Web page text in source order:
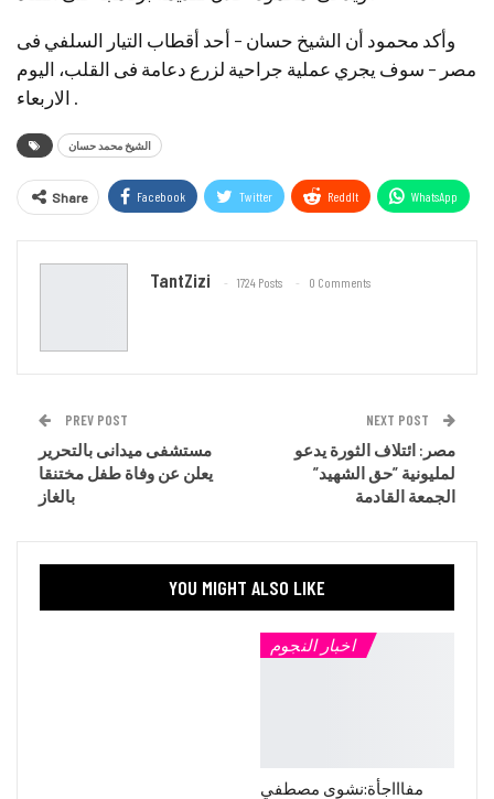
وأكد محمود أن الشيخ حسان – أحد أقطاب التيار السلفي فى
مصر – سوف يجري عملية جراحية لزرع دعامة فى القلب، اليوم
الشيخ محمد حسان
Share Facebook Twitter ReddIt WhatsApp
TantZizi 1724 Posts 0 Comments
PREV POST
مستشفى ميدانى بالتحرير
يعلن عن وفاة طفل مختنقا
بالغاز
NEXT POST
مصر: ائتلاف الثورة يدعو
لمليونية ”حق الشهيد”
الجمعة القادمة
YOU MIGHT ALSO LIKE
اخبار النجوم
مفاااجأة:نشوى مصطفي